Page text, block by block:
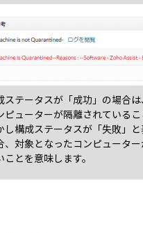
ステータスが「成功」の場合
ピューターが隔離されているこ
し構成ステータスが「失敗」
、対象となったコンピュータ
ことを意味します。